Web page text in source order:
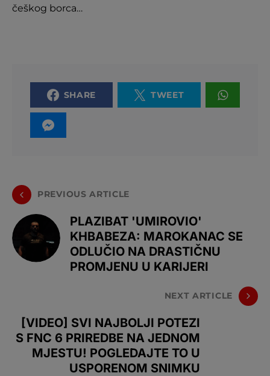
češkog borca…
SHARE TWEET
PREVIOUS ARTICLE
PLAZIBAT 'UMIROVIO'
KHBABEZA: MAROKANAC SE
ODLUČIO NA DRASTIČNU
PROMJENU U KARIJERI
NEXT ARTICLE
[VIDEO] SVI NAJBOLJI POTEZI
S FNC 6 PRIREDBE NA JEDNOM
MJESTU! POGLEDAJTE TO U
USPORENOM SNIMKU